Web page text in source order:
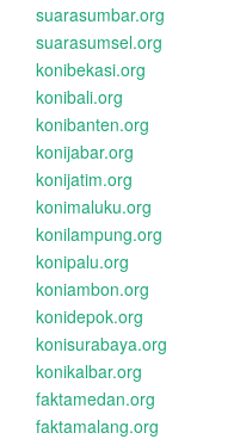
suarasumbar.org
suarasumsel.org
konibekasi.org
konibali.org
konibanten.org
konijabar.org
konijatim.org
konimaluku.org
konilampung.org
konipalu.org
koniambon.org
konidepok.org
konisurabaya.org
konikalbar.org
faktamedan.org
faktamalang.org